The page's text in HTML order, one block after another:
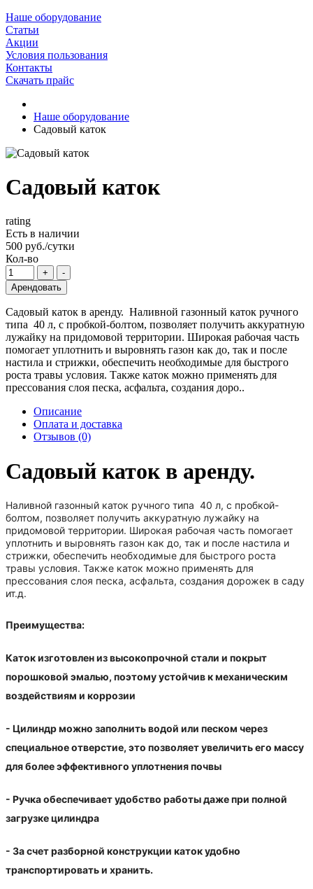
Наше оборудование
Статьи
Акции
Условия пользования
Контакты
Скачать прайс
Наше оборудование
Садовый каток
Садовый каток
rating
Есть в наличии
500 руб./сутки
Кол-во
Арендовать
Садовый каток в аренду. Наливной газонный каток ручного
типа 40 л, с пробкой-болтом, позволяет получить аккуратную
лужайку на придомовой территории. Широкая рабочая часть
помогает уплотнить и выровнять газон как до, так и после
настила и стрижки, обеспечить необходимые для быстрого
роста травы условия. Также каток можно применять для
прессования слоя песка, асфальта, создания доро..
Описание
Оплата и доставка
Отзывов (0)
Садовый каток в аренду.
Наливной газонный каток ручного типа 40 л, с пробкой-
болтом, позволяет получить аккуратную лужайку на
придомовой территории. Широкая рабочая часть помогает
уплотнить и выровнять газон как до, так и после настила и
стрижки, обеспечить необходимые для быстрого роста
травы условия. Также каток можно применять для
прессования слоя песка, асфальта, создания дорожек в саду
ит.д.
Преимущества:
Каток изготовлен из высокопрочной стали и покрыт
порошковой эмалью, поэтому устойчив к механическим
воздействиям и коррозии
- Цилиндр можно заполнить водой или песком через
специальное отверстие, это позволяет увеличить его массу
для более эффективного уплотнения почвы
- Ручка обеспечивает удобство работы даже при полной
загрузке цилиндра
- За счет разборной конструкции каток удобно
транспортировать и хранить.